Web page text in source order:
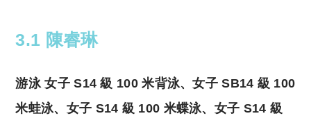
3.1 陳睿琳
游泳 女子 S14 級 100 米背泳、女子 SB14 級 100
米蛙泳、女子 S14 級 100 米蝶泳、女子 S14 級